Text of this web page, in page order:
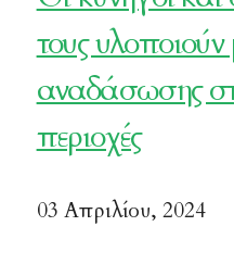
τους
αναδάσωσης
περιοχές
03 Απριλίου, 2024